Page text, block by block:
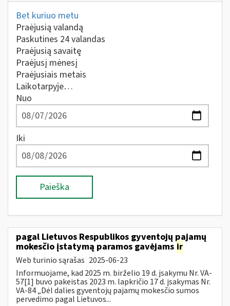
Bet kuriuo metu
Praėjusią valandą
Paskutines 24 valandas
Praėjusią savaitę
Praėjusį mėnesį
Praėjusiais metais
Laikotarpyje…
Nuo
Iki
Paieška
pagal Lietuvos Respublikos gyventojų pajamų
mokesčio įstatymą paramos gavėjams ir
Web turinio sąrašas 2025-06-23
Informuojame, kad 2025 m. birželio 19 d. įsakymu Nr. VA-
57[1] buvo pakeistas 2023 m. lapkričio 17 d. įsakymas Nr.
VA-84 „Dėl dalies gyventojų pajamų mokesčio sumos
pervedimo pagal Lietuvos...